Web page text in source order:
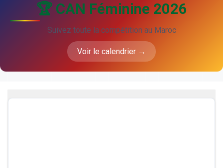
🏆 CAN Féminine 2026
Suivez toute la compétition au Maroc
Voir le calendrier →